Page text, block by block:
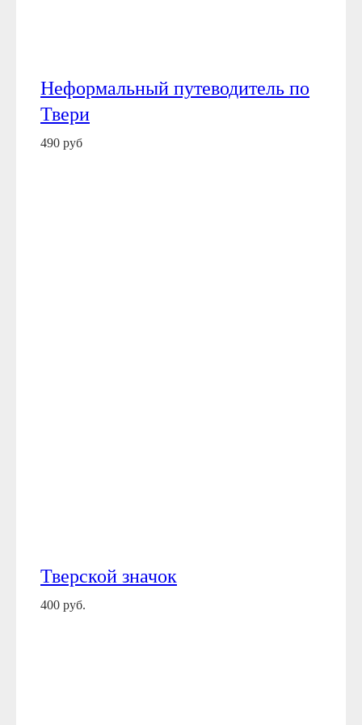
Неформальный путеводитель по
Твери
490 руб
Тверской значок
400 руб.